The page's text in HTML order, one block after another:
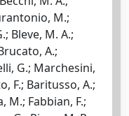
M.;
Bleve, M. A.;
A.;
G.; Marchesini,
F.; Baritusso, A.;
M.; Fabbian, F.;